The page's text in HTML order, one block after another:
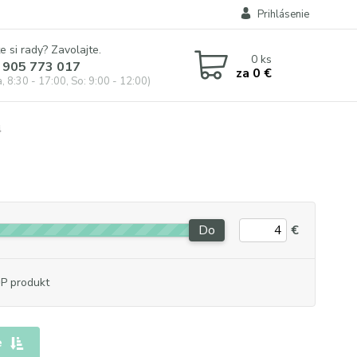
Prihlásenie
si rady? Zavolajte.
773 017
8:30 - 17:00, So: 9:00 - 12:00)
0ks
za 0 €
Do €
produkt